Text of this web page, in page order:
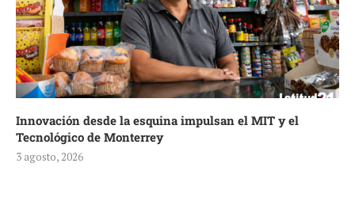
Innovación desde la esquina impulsan el MIT y el
Tecnológico de Monterrey
3 agosto, 2026